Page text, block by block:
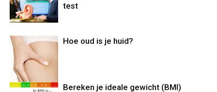
test
Hoe oud is je huid?
Bereken je ideale gewicht (BMI)